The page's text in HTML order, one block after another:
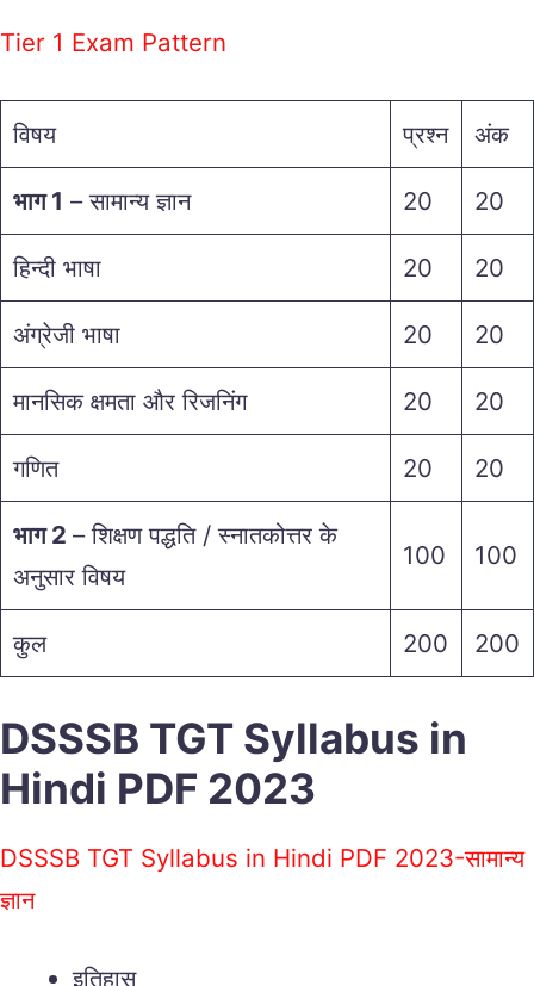
Tier 1 Exam Pattern
विषय प्रश्न अंक
भाग 1 – सामान्य ज्ञान 20 20
हिन्दी भाषा 20 20
अंग्रेजी भाषा 20 20
मानसिक क्षमता और रिजनिंग 20 20
गणित 20 20
भाग 2– शिक्षण पद्धति / स्नातकोत्तर के
अनुसार विषय
100 100
कुल 200 200
DSSSB TGT Syllabus in
Hindi PDF 2023
DSSSB TGT Syllabus in Hindi PDF 2023-सामान्य
ज्ञान
इतिहास